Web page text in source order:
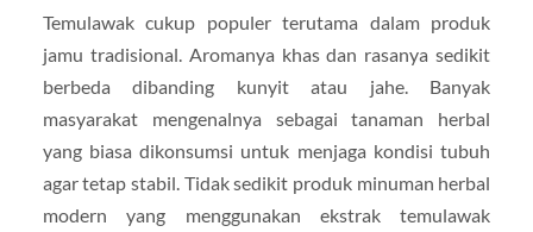
Temulawak cukup populer terutama dalam produk
jamu tradisional. Aromanya khas dan rasanya sedikit
berbeda dibanding kunyit atau jahe. Banyak
masyarakat mengenalnya sebagai tanaman herbal
yang biasa dikonsumsi untuk menjaga kondisi tubuh
agar tetap stabil. Tidak sedikit produk minuman herbal
modern yang menggunakan ekstrak temulawak